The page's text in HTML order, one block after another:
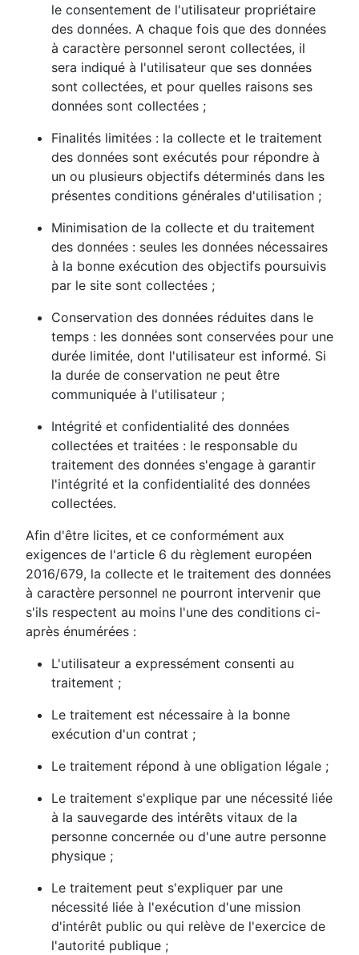
le consentement de l'utilisateur propriétaire
des données. A chaque fois que des données
à caractère personnel seront collectées, il
sera indiqué à l'utilisateur que ses données
sont collectées, et pour quelles raisons ses
données sont collectées ;
Finalités limitées : la collecte et le traitement
des données sont exécutés pour répondre à
un ou plusieurs objectifs déterminés dans les
présentes conditions générales d'utilisation ;
Minimisation de la collecte et du traitement
des données : seules les données nécessaires
à la bonne exécution des objectifs poursuivis
par le site sont collectées ;
Conservation des données réduites dans le
temps : les données sont conservées pour une
durée limitée, dont l'utilisateur est informé. Si
la durée de conservation ne peut être
communiquée à l'utilisateur ;
Intégrité et confidentialité des données
collectées et traitées : le responsable du
traitement des données s'engage à garantir
l'intégrité et la confidentialité des données
collectées.
Afin d'être licites, et ce conformément aux
exigences de l'article 6 du règlement européen
2016/679, la collecte et le traitement des données
à caractère personnel ne pourront intervenir que
s'ils respectent au moins l'une des conditions ci-
après énumérées :
L'utilisateur a expressément consenti au
traitement ;
Le traitement est nécessaire à la bonne
exécution d'un contrat ;
Le traitement répond à une obligation légale ;
Le traitement s'explique par une nécessité liée
à la sauvegarde des intérêts vitaux de la
personne concernée ou d'une autre personne
physique ;
Le traitement peut s'expliquer par une
nécessité liée à l'exécution d'une mission
d'intérêt public ou qui relève de l'exercice de
l'autorité publique ;